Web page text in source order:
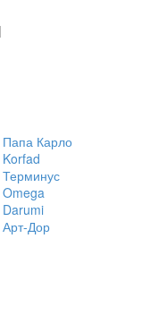
Карло
Дор